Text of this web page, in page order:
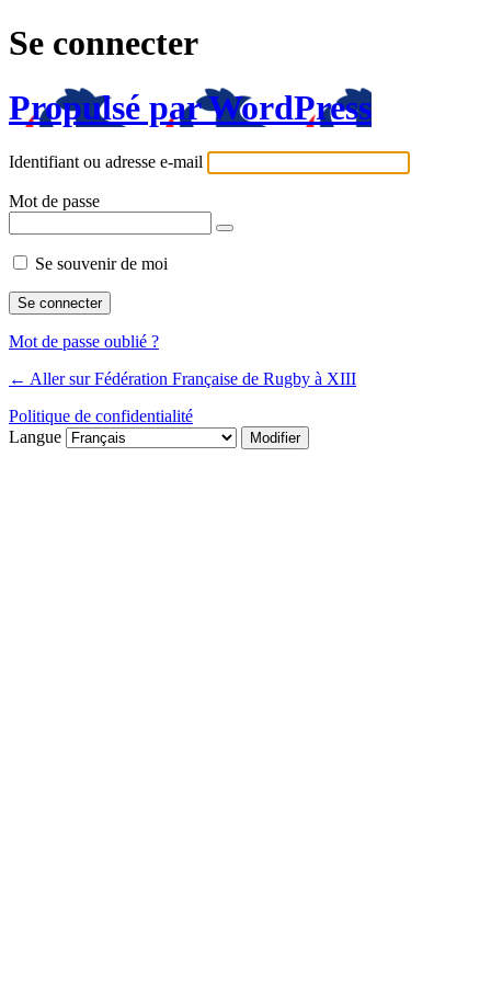
Se connecter
Propulsé par WordPress
Identifiant ou adresse e-mail
Mot de passe
Se souvenir de moi
Mot de passe oublié ?
← Aller sur Fédération Française de Rugby à XIII
Politique de confidentialité
Langue